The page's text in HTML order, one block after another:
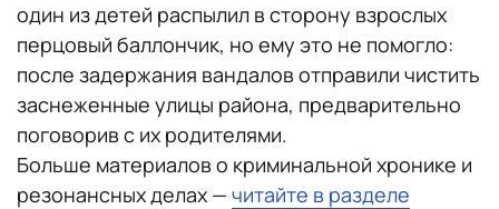
один из детей распылил в сторону взрослых
перцовый баллончик, но ему это не помогло:
после задержания вандалов отправили чистить
заснеженные улицы района, предварительно
поговорив с их родителями.
Больше материалов о криминальной хронике и
резонансных делах — читайте в разделе